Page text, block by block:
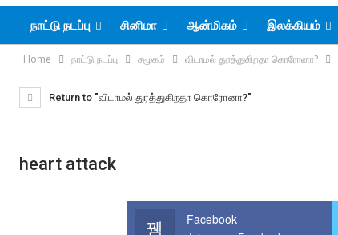
நாட்டு நடப்பு சினிமா ஆன்மிகம் இலக்கியம்
Home நாட்டு நடப்பு சமூகம் விடாமல் துரத்துகிறதா கொரோனா?
Return to "விடாமல் துரத்துகிறதா கொரோனா?"
heart attack
Facebook